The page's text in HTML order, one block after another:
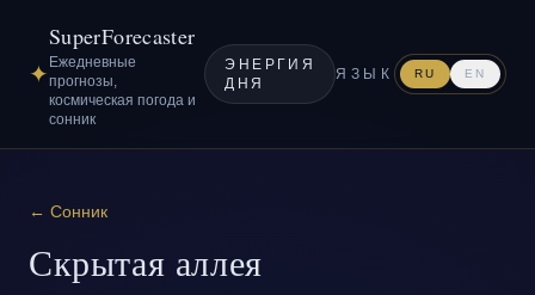
✦
SuperForecaster
Ежедневные
прогнозы,
космическая погода и
сонник
ЭНЕРГИЯ
ДНЯ
ЯЗЫК RU EN
← Сонник
Скрытая аллея